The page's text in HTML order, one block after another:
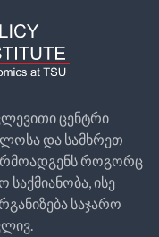
ცენტრი
და სამხრეთ
როგორც
ისე
საჯარო